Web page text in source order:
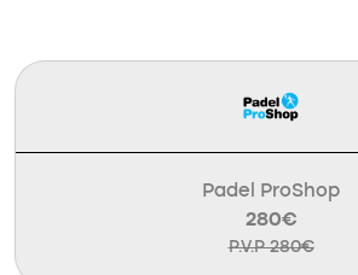
Padel ProShop
280€
P.V.P 280€